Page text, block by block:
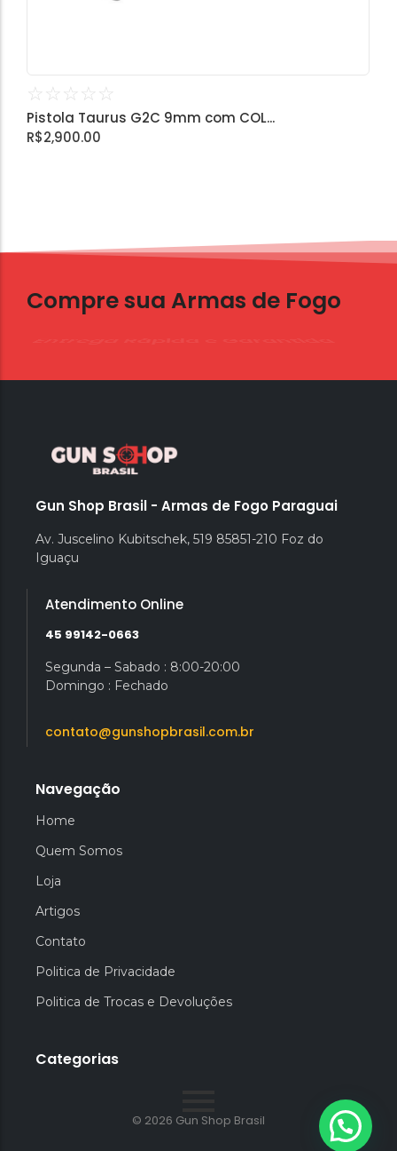
☆ ☆ ☆ ☆ ☆
Pistola Taurus G2C 9mm com COL...
R$2,900.00
Compre sua Armas de Fogo
Gun Shop Brasil - Armas de Fogo Paraguai
Av. Juscelino Kubitschek, 519 85851-210 Foz do
Iguaçu
Atendimento Online
45 99142-0663
Segunda – Sabado : 8:00-20:00
Domingo : Fechado
contato@gunshopbrasil.com.br
Navegação
Home
Quem Somos
Loja
Artigos
Contato
Politica de Privacidade
Politica de Trocas e Devoluções
Categorias
© 2026 Gun Shop Brasil